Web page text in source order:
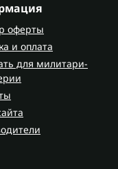
в
решения с
под
оферты
и оплата
для милитари-